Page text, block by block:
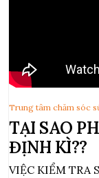
TẠI SAO
ĐỊNH KÌ??
VIỆC KIỂM TRA
Trung tâm chăm sóc